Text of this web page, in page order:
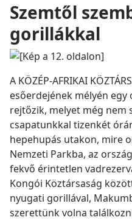
Szemtől
gorillákkal
A KÖZÉP-AFRIKAI
esőerdejének mélyén
rejtőzik, melyet még nem
csapatunkkal tizenkét
hepehupás utakon, mire
Nemzeti Parkba, az
fekvő érintetlen
Kongói Köztársaság
nyugati gorillával,
szerettünk volna